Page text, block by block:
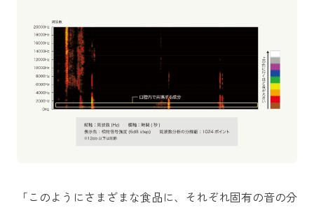
「このようにさまざまな食品に、それぞれ固有の音の分